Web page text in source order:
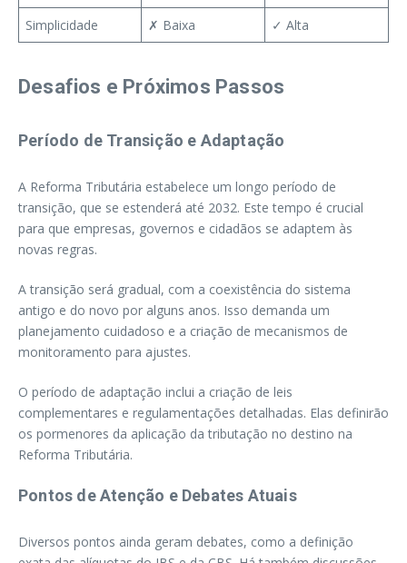
Simplicidade
✗ Baixa ✓ Alta
Desafios e Próximos Passos
Período de Transição e Adaptação
A Reforma Tributária estabelece um longo período de
transição, que se estenderá até 2032. Este tempo é crucial
para que empresas, governos e cidadãos se adaptem às
novas regras.
A transição será gradual, com a coexistência do sistema
antigo e do novo por alguns anos. Isso demanda um
planejamento cuidadoso e a criação de mecanismos de
monitoramento para ajustes.
O período de adaptação inclui a criação de leis
complementares e regulamentações detalhadas. Elas definirão
os pormenores da aplicação da tributação no destino na
Reforma Tributária.
Pontos de Atenção e Debates Atuais
Diversos pontos ainda geram debates, como a definição